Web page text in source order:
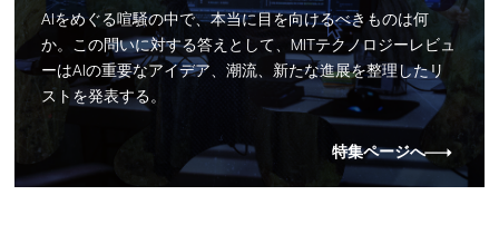
AIをめぐる喧騒の中で、本当に目を向けるべきものは何
か。この問いに対する答えとして、MITテクノロジーレビュ
ーはAIの重要なアイデア、潮流、新たな進展を整理したリ
ストを発表する。
特集ページへ